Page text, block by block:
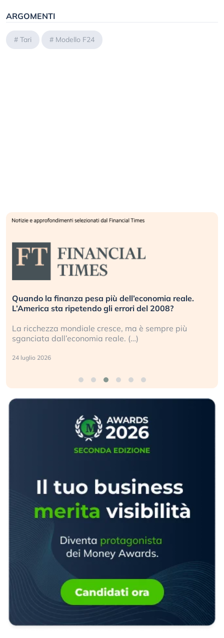
ARGOMENTI
# Tari # Modello F24
Quando la finanza pesa più dell’economia reale.
L’America sta ripetendo gli errori del 2008?
La ricchezza mondiale cresce, ma è sempre più
sganciata dall’economia reale. (…)
24 luglio 2026